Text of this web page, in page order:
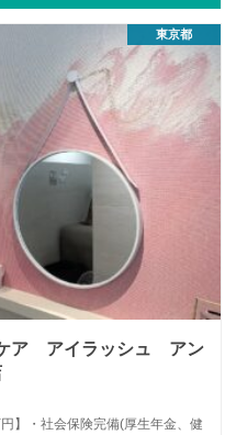
東京都
ア アイラッシュ アン
】・社会保険完備(厚生年金、健